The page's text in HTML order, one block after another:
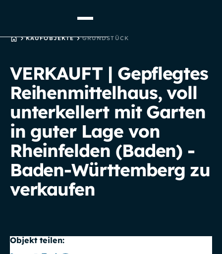
STARTSEITE
KAUFOBJEKTE GRUNDSTÜCK
VERKAUFT | Gepflegtes
Reihenmittelhaus, voll
unterkellert mit Garten
in guter Lage von
Rheinfelden (Baden) -
Baden-Württemberg zu
verkaufen
Objekt teilen: